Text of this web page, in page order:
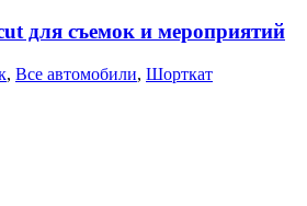
для съемок и мероприятий
, Все автомобили, Шорткат